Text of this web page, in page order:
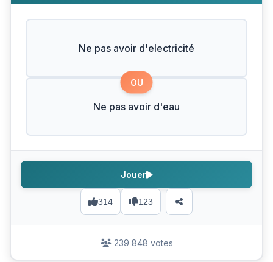
Ne pas avoir d'electricité
OU
Ne pas avoir d'eau
314 123
Jouer
239 848 votes